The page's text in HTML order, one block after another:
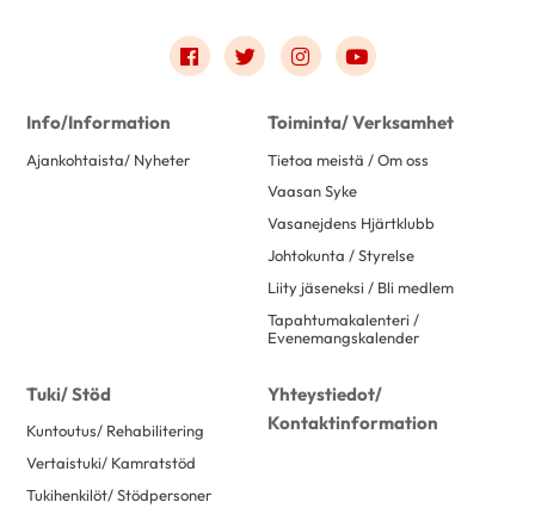
Link to facebook
Link to twitter
Link to instagram
Link to youtube
Info/Information
Ajankohtaista/ Nyheter
Toiminta/ Verksamhet
Tietoa meistä / Om oss
Vaasan Syke
Vasanejdens Hjärtklubb
Johtokunta / Styrelse
Liity jäseneksi / Bli medlem
Tapahtumakalenteri /
Evenemangskalender
Tuki/ Stöd
Kuntoutus/ Rehabilitering
Vertaistuki/ Kamratstöd
Tukihenkilöt/ Stödpersoner
Yhteystiedot/
Kontaktinformation